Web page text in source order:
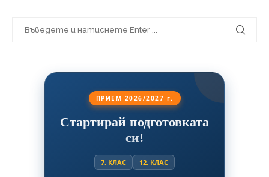
ПРИЕМ 2026/2027 г.
Стартирай подготовката
си!
7. КЛАС 12. КЛАС